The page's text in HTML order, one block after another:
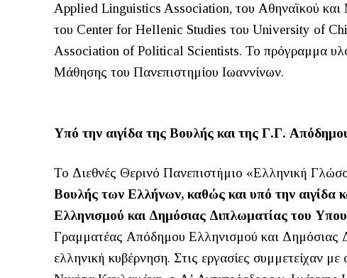
Applied Linguistics Association, του Αθηναϊκού και
του Center for Hellenic Studies του University of
Association of Political Scientists. Το πρόγραμμα
Μάθησης του Πανεπιστημίου Ιωαννίνων.
Υπό την αιγίδα της Βουλής και της Γ.Γ.
Το Διεθνές Θερινό Πανεπιστήμιο «Ελληνική
Βουλής των Ελλήνων, καθώς και υπό την αιγίδα
Ελληνισμού και Δημόσιας Διπλωματίας του
Γραμματέας Απόδημου Ελληνισμού και Δημόσιας
ελληνική κυβέρνηση. Στις εργασίες συμμετείχαν